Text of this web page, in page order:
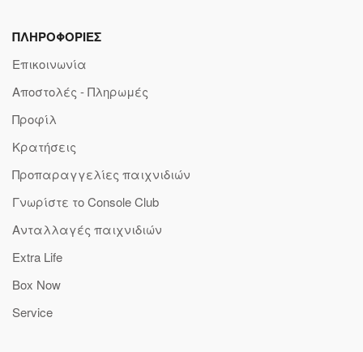
ΠΛΗΡΟΦΟΡΙΕΣ
Επικοινωνία
Αποστολές - Πληρωμές
Προφίλ
Κρατήσεις
Προπαραγγελίες παιχνιδιών
Γνωρίστε το Console Club
Ανταλλαγές παιχνιδιών
Extra Life
Box Now
Service